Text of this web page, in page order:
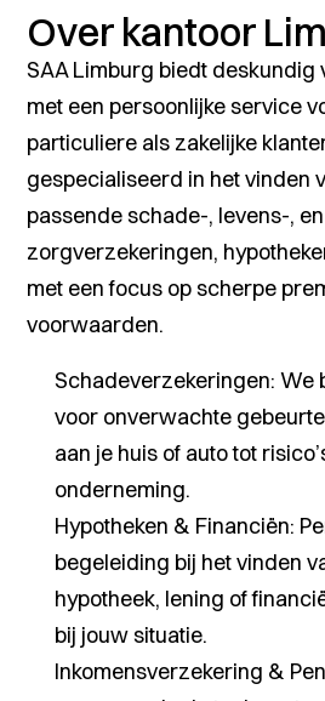
Over kantoor
SAA Limburg biedt
met een persoonlijke service
particuliere als zakelijke
gespecialiseerd in het vinden
passende schade-, levens-, en
zorgverzekeringen,
met een focus op scherpe
voorwaarden.
Schadeverzekeringen: We
voor onverwachte
aan je huis of auto tot
onderneming.
Hypotheken & Financiën:
begeleiding bij het vinden
hypotheek, lening of
bij jouw situatie.
Inkomensverzekering &